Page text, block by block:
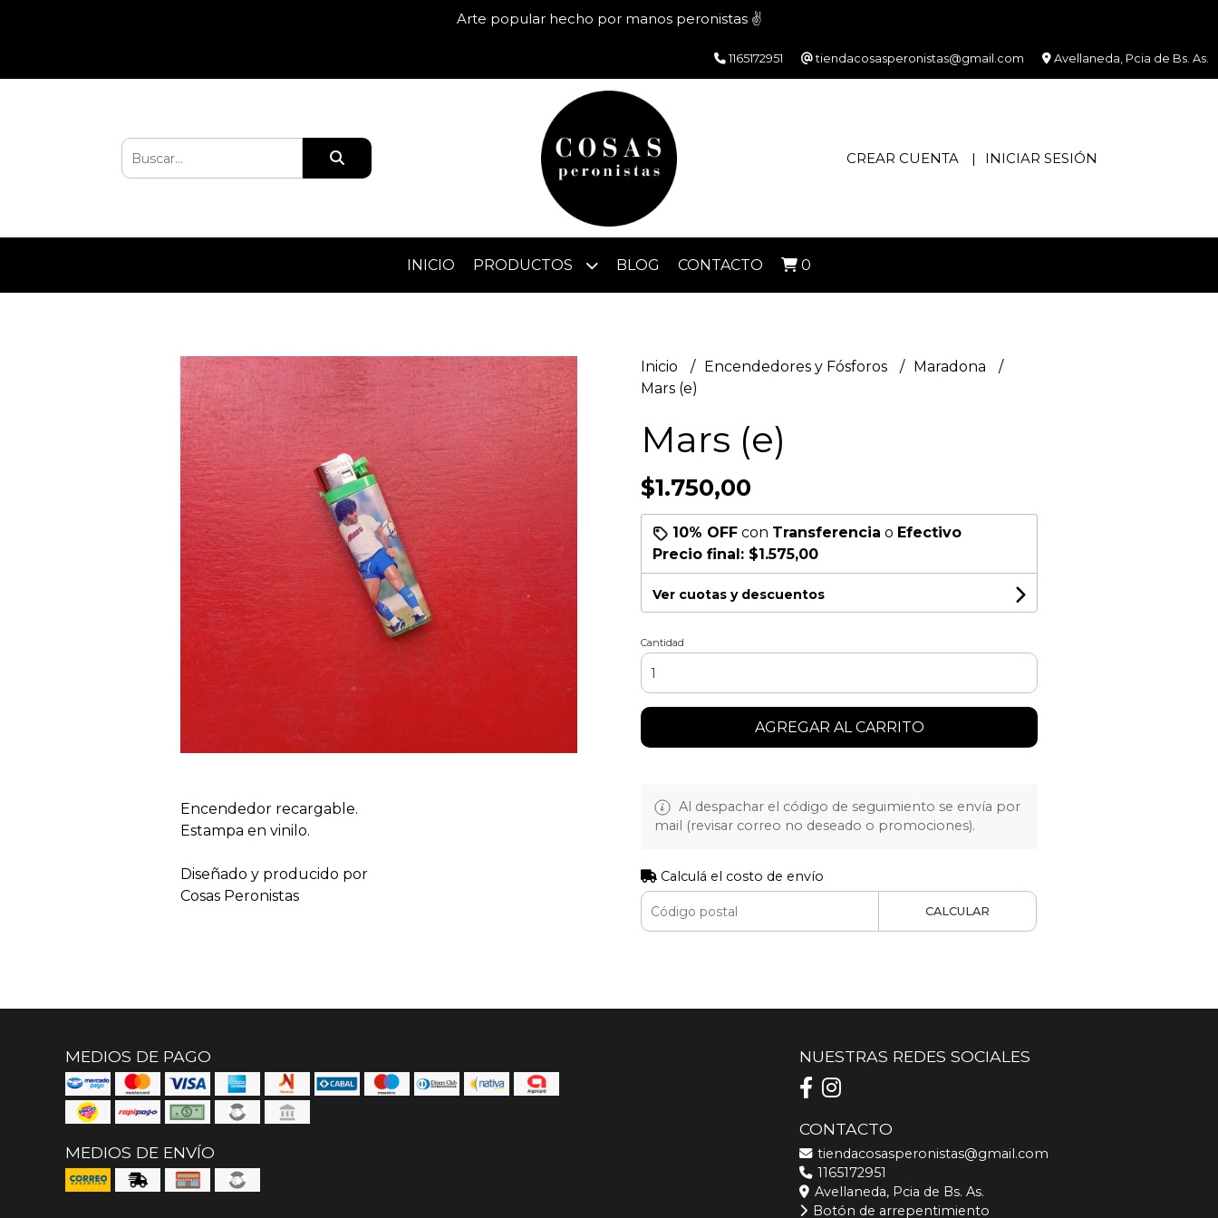
Arte popular hecho por manos peronistas ✌️
1165172951 tiendacosasperonistas@gmail.com Avellaneda, Pcia de Bs. As.
CREAR CUENTA INICIAR SESIÓN
INICIO PRODUCTOS BLOG CONTACTO 0
Encendedor recargable.
Estampa en vinilo.
Diseñado y producido por
Cosas Peronistas
Inicio Encendedores y Fósforos
Maradona
Mars (e)
Mars (e)
$1.750,00
10% OFF con Transferencia o Efectivo
Precio final: $1.575,00
Ver cuotas y descuentos
Cantidad
AGREGAR AL CARRITO
Al despachar el código de seguimiento se envía por
mail (revisar correo no deseado o promociones).
Calculá el costo de envío
CALCULAR
MEDIOS DE PAGO
MEDIOS DE ENVÍO
NUESTRAS REDES SOCIALES
CONTACTO
tiendacosasperonistas@gmail.com
1165172951
Avellaneda, Pcia de Bs. As.
Botón de arrepentimiento